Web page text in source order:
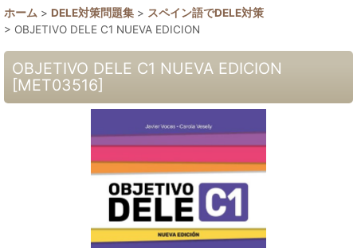
ホーム > DELE対策問題集 > スペイン語でDELE対策
> OBJETIVO DELE C1 NUEVA EDICION
OBJETIVO DELE C1 NUEVA EDICION
[MET03516]